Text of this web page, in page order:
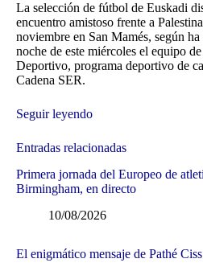
La selección de fútbol de Euskadi
encuentro amistoso frente a
noviembre en San Mamés, según ha
noche de este miércoles el equipo
Deportivo, programa deportivo de
Cadena SER.
Seguir leyendo
Entradas relacionadas
Primera jornada del Europeo de
Birmingham, en directo
10/08/2026
El enigmático mensaje de Pathé Ciss